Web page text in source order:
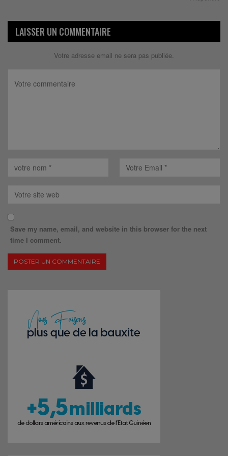
LAISSER UN COMMENTAIRE
Votre adresse email ne sera pas publiée.
Save my name, email, and website in this browser for the next
time I comment.